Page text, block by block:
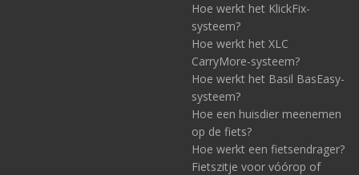
Hoe werkt het KlickFix-
systeem?
Hoe werkt het XLC
CarryMore-systeem?
Hoe werkt het Basil BasEasy-
systeem?
Hoe een huisdier meenemen
op de fiets?
Hoe werkt een fietsendrager?
Fietszitje voor vóórop of